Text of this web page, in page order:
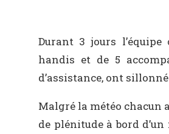
Durant 3 jours
handis et de 5
d’assistance, ont
Malgré la météo chacun
de plénitude à bord